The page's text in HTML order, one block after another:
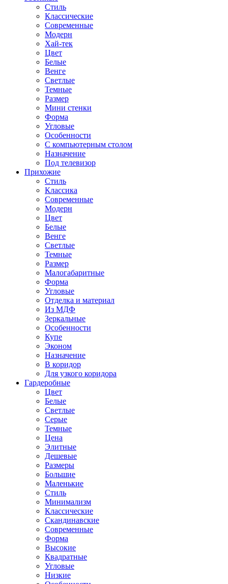
Стиль
Классические
Современные
Модерн
Хай-тек
Цвет
Белые
Венге
Светлые
Темные
Размер
Мини стенки
Форма
Угловые
Особенности
С компьютерным столом
Назначение
Под телевизор
Прихожие
Стиль
Классика
Современные
Модерн
Цвет
Белые
Венге
Светлые
Темные
Размер
Малогабаритные
Форма
Угловые
Отделка и материал
Из МДФ
Зеркальные
Особенности
Купе
Эконом
Назначение
В коридор
Для узкого коридора
Гардеробные
Цвет
Белые
Светлые
Серые
Темные
Цена
Элитные
Дешевые
Размеры
Большие
Маленькие
Стиль
Минимализм
Классические
Скандинавские
Современные
Форма
Высокие
Квадратные
Угловые
Низкие